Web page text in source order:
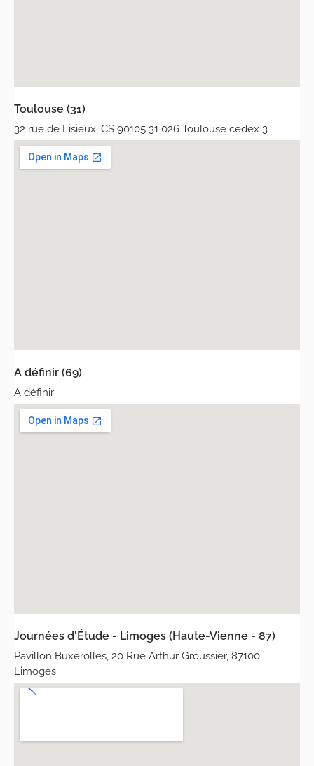
Toulouse (31)
32 rue de Lisieux, CS 90105 31 026 Toulouse cedex 3
A définir (69)
A définir
Journées d'Étude - Limoges (Haute-Vienne - 87)
Pavillon Buxerolles, 20 Rue Arthur Groussier, 87100
Limoges.